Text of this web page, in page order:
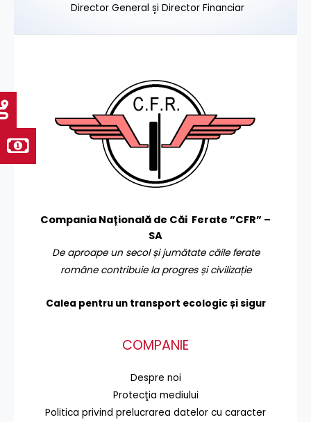
Director General și Director Financiar
Compania Națională de Căi Ferate ”CFR” –
SA
De aproape un secol și jumătate căile ferate
române contribuie la progres și civilizație
Calea pentru un transport ecologic și sigur
COMPANIE
Despre noi
Protecţia mediului
Politica privind prelucrarea datelor cu caracter